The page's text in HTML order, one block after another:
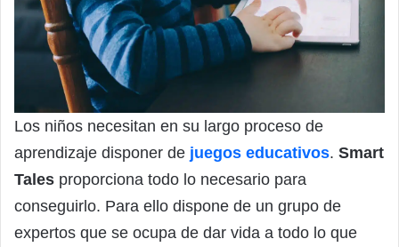
Los niños necesitan en su largo proceso de
aprendizaje disponer de juegos educativos. Smart
Tales proporciona todo lo necesario para
conseguirlo. Para ello dispone de un grupo de
expertos que se ocupa de dar vida a todo lo que